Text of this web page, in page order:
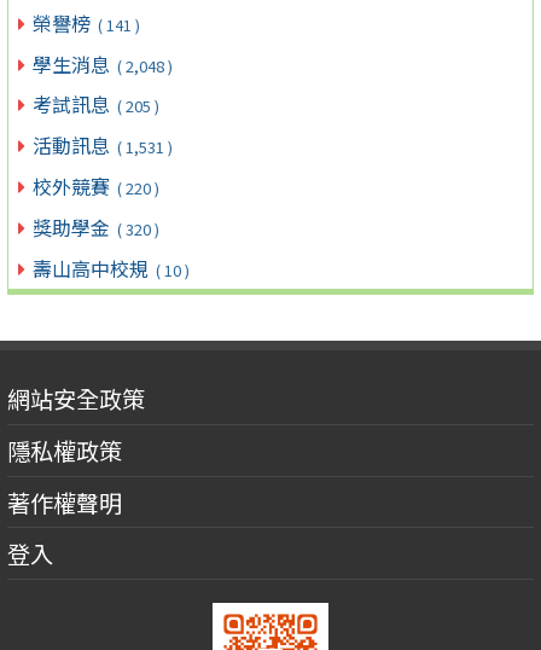
榮譽榜 ( 141 )
學生消息 ( 2,048 )
考試訊息 ( 205 )
活動訊息 ( 1,531 )
校外競賽 ( 220 )
獎助學金 ( 320 )
壽山高中校規 ( 10 )
網站安全政策
隱私權政策
著作權聲明
登入